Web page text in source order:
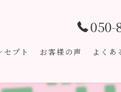
050-
セプト お客様の声 よくあ